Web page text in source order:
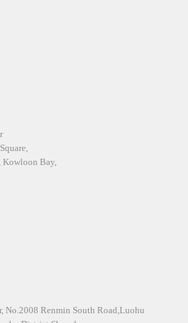
Kowloon Bay,
Renmin South Road,Luohu